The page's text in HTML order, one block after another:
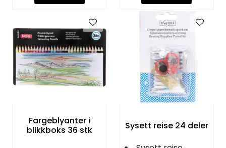
Fargeblyanter i
blikkboks 36 stk
Sysett reise 24 deler